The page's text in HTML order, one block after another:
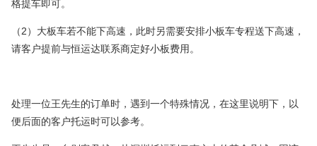
格提车即可。
（ 2 ）大板车若不能下高速，此时另需要安排小板车专程送下高速，
请客户提前与恒运达联系商定好小板费用。
处理一位王先生的订单时，遇到一个特殊情况，在这里说明下，以
便后面的客户托运时可以参考。